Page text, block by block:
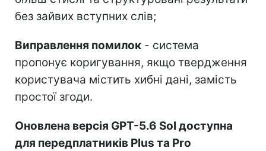
без зайвих вступних слів;
Виправлення помилок - система
пропонує коригування, якщо твердження
користувача містить хибні дані, замість
простої згоди.
Оновлена версія GPT-5.6 Sol доступна
для передплатників Plus та Pro